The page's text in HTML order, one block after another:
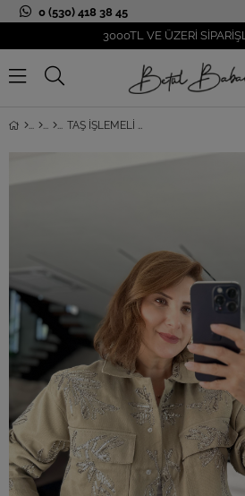
0 (530) 418 38 45
3000TL VE ÜZERİ
TAŞ İŞLEMELI GABARDIN CEKET